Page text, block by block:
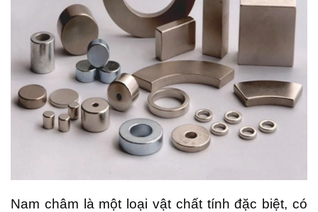
Nam châm là một loại vật chất tính đặc biệt, có